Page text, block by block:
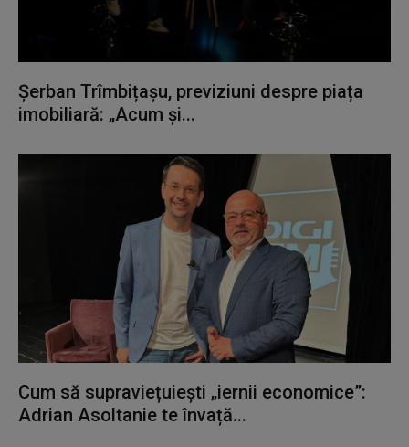
Șerban Trîmbițașu, previziuni despre piața
imobiliară: „Acum și...
Cum să supraviețuiești „iernii economice”:
Adrian Asoltanie te învață...